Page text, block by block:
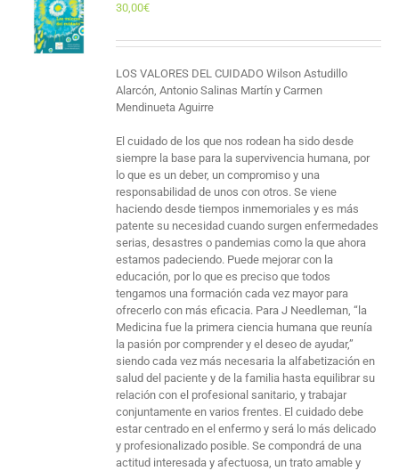
30,00€
LOS VALORES DEL CUIDADO Wilson Astudillo
Alarcón, Antonio Salinas Martín y Carmen
Mendinueta Aguirre
El cuidado de los que nos rodean ha sido desde
siempre la base para la supervivencia humana, por
lo que es un deber, un compromiso y una
responsabilidad de unos con otros. Se viene
haciendo desde tiempos inmemoriales y es más
patente su necesidad cuando surgen enfermedades
serias, desastres o pandemias como la que ahora
estamos padeciendo. Puede mejorar con la
educación, por lo que es preciso que todos
tengamos una formación cada vez mayor para
ofrecerlo con más eficacia. Para J Needleman, “la
Medicina fue la primera ciencia humana que reunía
la pasión por comprender y el deseo de ayudar,”
siendo cada vez más necesaria la alfabetización en
salud del paciente y de la familia hasta equilibrar su
relación con el profesional sanitario, y trabajar
conjuntamente en varios frentes. El cuidado debe
estar centrado en el enfermo y será lo más delicado
y profesionalizado posible. Se compondrá de una
actitud interesada y afectuosa, un trato amable y